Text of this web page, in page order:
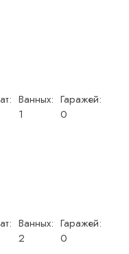
Ванных:
1
Гаражей:
0
Ванных:
2
Гаражей:
0